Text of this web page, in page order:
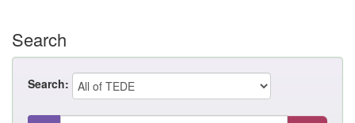
Search
Search: